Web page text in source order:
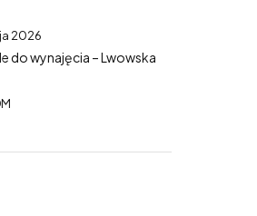
2026
do wynajęcia – Lwowska